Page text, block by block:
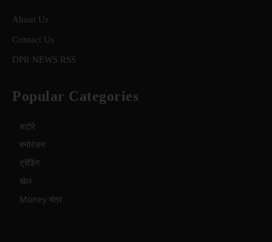
About Us
Contact Us
DPR NEWS RSS
Popular Categories
चटोरे
मनोरंजन
ट्रेंडिंग
खेल
Money मंत्र